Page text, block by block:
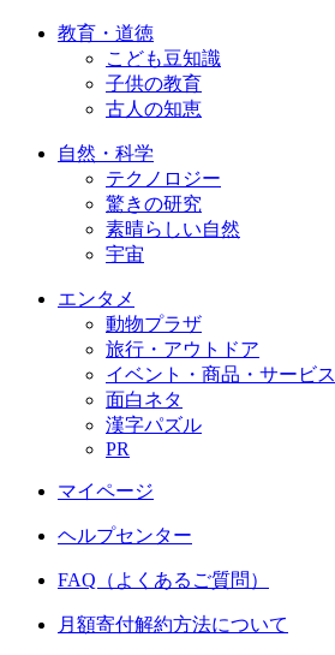
教育・道徳
こども豆知識
子供の教育
古人の知恵
自然・科学
テクノロジー
驚きの研究
素晴らしい自然
宇宙
エンタメ
動物プラザ
旅行・アウトドア
イベント・商品・サービス
面白ネタ
漢字パズル
PR
マイページ
ヘルプセンター
FAQ（よくあるご質問）
月額寄付解約方法について